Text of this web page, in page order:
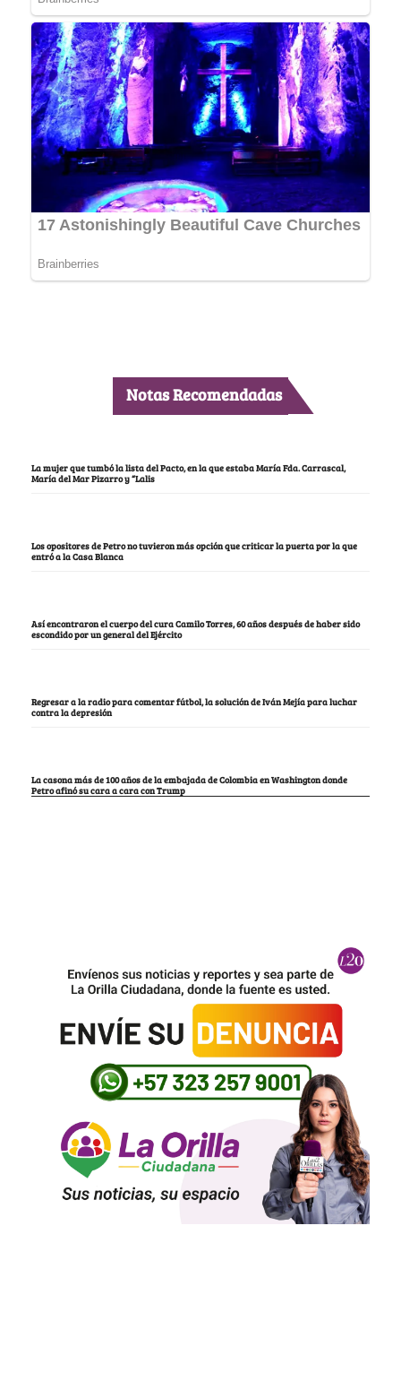
Notas Recomendadas
La mujer que tumbó la lista del Pacto, en la que estaba María Fda. Carrascal,
María del Mar Pizarro y “Lalis
Los opositores de Petro no tuvieron más opción que criticar la puerta por la que
entró a la Casa Blanca
Así encontraron el cuerpo del cura Camilo Torres, 60 años después de haber sido
escondido por un general del Ejército
Regresar a la radio para comentar fútbol, la solución de Iván Mejía para luchar
contra la depresión
La casona más de 100 años de la embajada de Colombia en Washington donde
Petro afinó su cara a cara con Trump